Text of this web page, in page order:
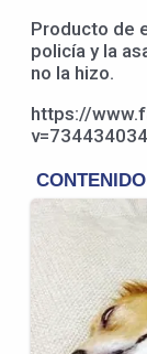
Producto de
policía y la
no la hizo.
https://